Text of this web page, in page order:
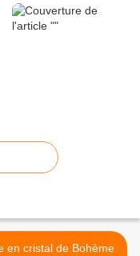
en cristal de Bohème